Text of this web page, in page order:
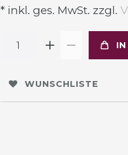
* inkl. ges. MwSt. zzgl.
WUNSCHLISTE